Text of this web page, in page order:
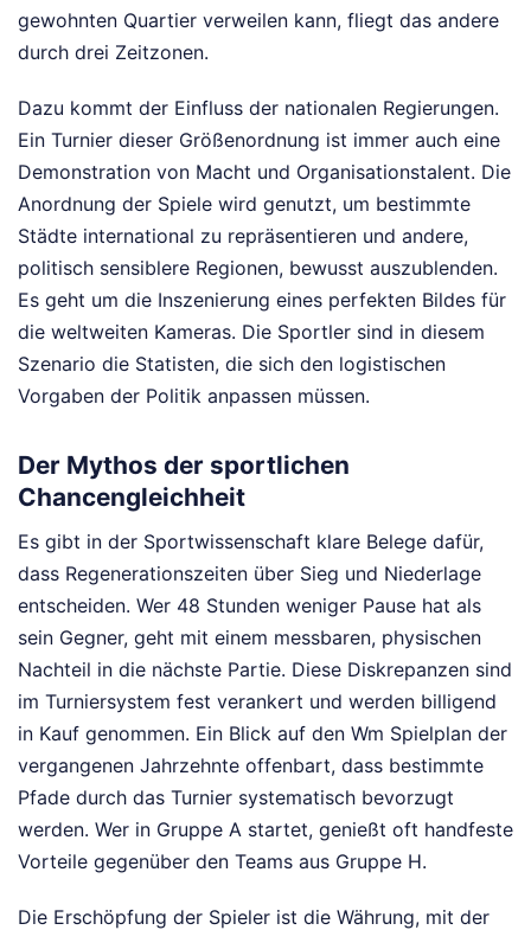
gewohnten Quartier verweilen kann, fliegt das andere
durch drei Zeitzonen.
Dazu kommt der Einfluss der nationalen Regierungen.
Ein Turnier dieser Größenordnung ist immer auch eine
Demonstration von Macht und Organisationstalent. Die
Anordnung der Spiele wird genutzt, um bestimmte
Städte international zu repräsentieren und andere,
politisch sensiblere Regionen, bewusst auszublenden.
Es geht um die Inszenierung eines perfekten Bildes für
die weltweiten Kameras. Die Sportler sind in diesem
Szenario die Statisten, die sich den logistischen
Vorgaben der Politik anpassen müssen.
Der Mythos der sportlichen
Chancengleichheit
Es gibt in der Sportwissenschaft klare Belege dafür,
dass Regenerationszeiten über Sieg und Niederlage
entscheiden. Wer 48 Stunden weniger Pause hat als
sein Gegner, geht mit einem messbaren, physischen
Nachteil in die nächste Partie. Diese Diskrepanzen sind
im Turniersystem fest verankert und werden billigend
in Kauf genommen. Ein Blick auf den Wm Spielplan der
vergangenen Jahrzehnte offenbart, dass bestimmte
Pfade durch das Turnier systematisch bevorzugt
werden. Wer in Gruppe A startet, genießt oft handfeste
Vorteile gegenüber den Teams aus Gruppe H.
Die Erschöpfung der Spieler ist die Währung, mit der